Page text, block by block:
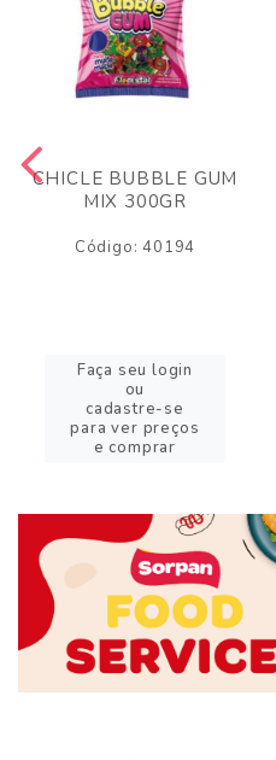
CHICLE BUBBLE GUM
MIX 300GR
Código: 40194
Faça seu login
ou
cadastre-se
para ver preços
e comprar